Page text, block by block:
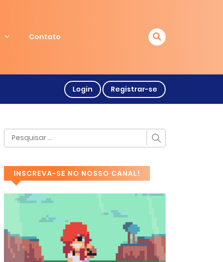
Contato
Login Registrar-se
INSCREVA-SE NO NOSSO CANAL!